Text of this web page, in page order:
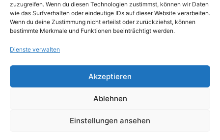
zuzugreifen. Wenn du diesen Technologien zustimmst, können wir Daten
wie das Surfverhalten oder eindeutige IDs auf dieser Website verarbeiten.
Wenn du deine Zustimmung nicht erteilst oder zurückziehst, können
bestimmte Merkmale und Funktionen beeinträchtigt werden.
Dienste verwalten
Akzeptieren
Ablehnen
Einstellungen ansehen
Cookie-Richtlinie (EU)
© 2026 VOLUME Magazine. All rights reserved